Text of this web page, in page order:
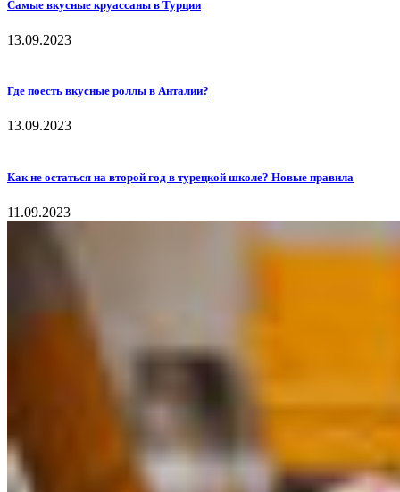
Самые вкусные круассаны в Турции
13.09.2023
Где поесть вкусные роллы в Анталии?
13.09.2023
Как не остаться на второй год в турецкой школе? Новые правила
11.09.2023